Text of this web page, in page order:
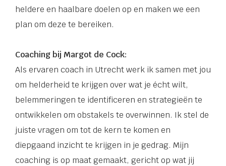
heldere en haalbare doelen op en maken we een
plan om deze te bereiken.
Coaching bij Margot de Cock:
Als ervaren coach in Utrecht werk ik samen met jou
om helderheid te krijgen over wat je écht wilt,
belemmeringen te identificeren en strategieën te
ontwikkelen om obstakels te overwinnen. Ik stel de
juiste vragen om tot de kern te komen en
diepgaand inzicht te krijgen in je gedrag. Mijn
coaching is op maat gemaakt, gericht op wat jij